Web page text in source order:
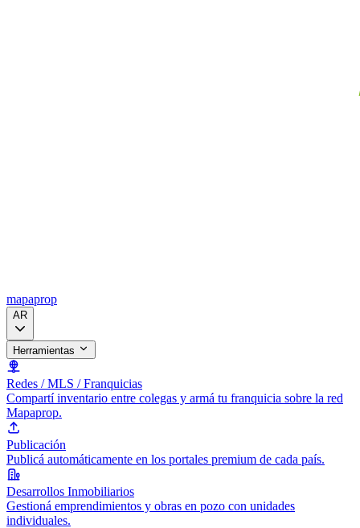
mapaprop
AR
Herramientas
Redes / MLS / Franquicias
Compartí inventario entre colegas y armá tu franquicia sobre la red
Mapaprop.
Publicación
Publicá automáticamente en los portales premium de cada país.
Desarrollos Inmobiliarios
Gestioná emprendimientos y obras en pozo con unidades
individuales.